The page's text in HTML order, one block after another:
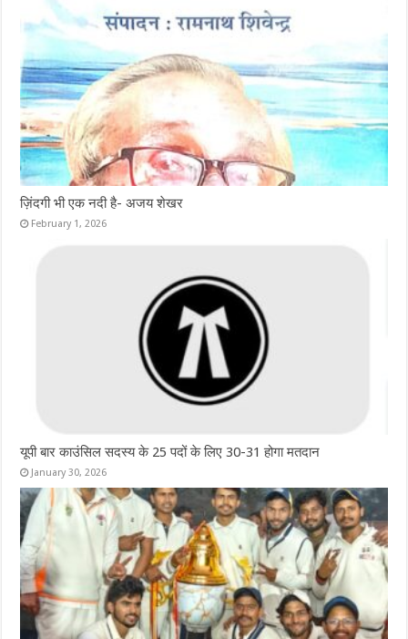
ज़िंदगी भी एक नदी है- अजय शेखर
February 1, 2026
यूपी बार काउंसिल सदस्य के 25 पदों के लिए 30-31 होगा मतदान
January 30, 2026